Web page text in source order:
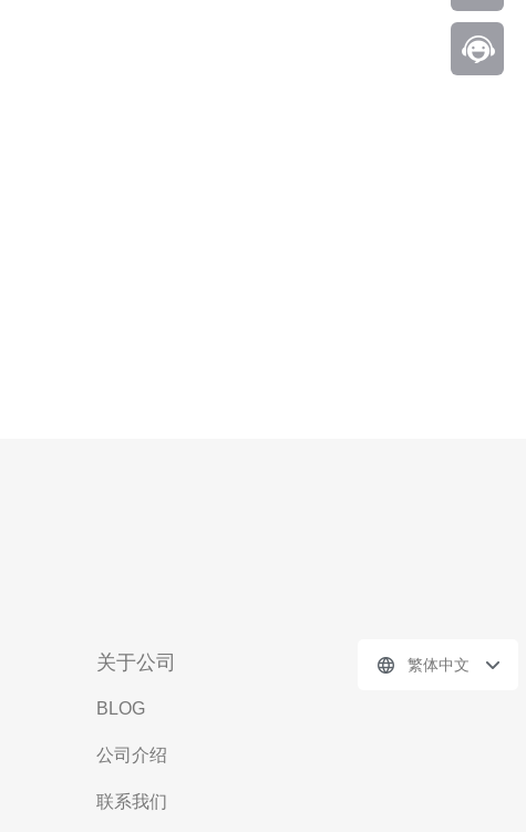
关于公司
BLOG
公司介绍
联系我们
繁体中文